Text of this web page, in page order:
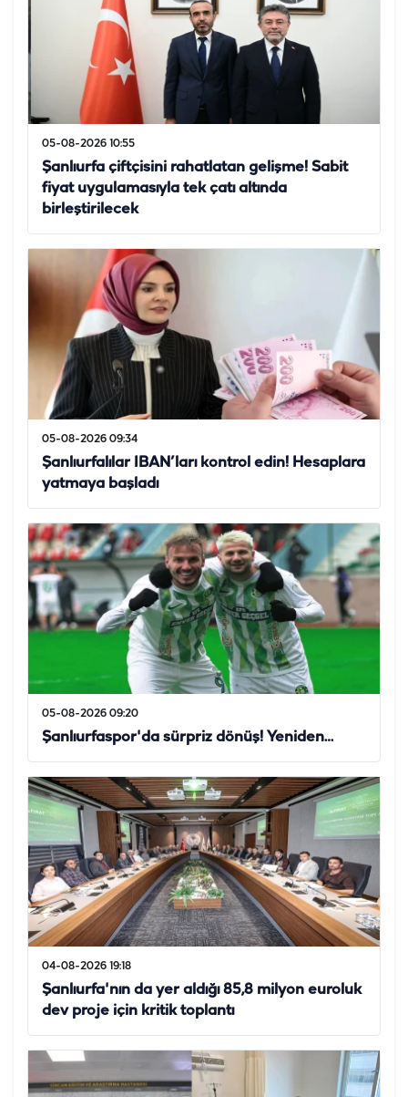
05-08-2026 10:55
Şanlıurfa çiftçisini rahatlatan gelişme! Sabit
fiyat uygulamasıyla tek çatı altında
birleştirilecek
05-08-2026 09:34
Şanlıurfalılar IBAN’ları kontrol edin! Hesaplara
yatmaya başladı
05-08-2026 09:20
Şanlıurfaspor'da sürpriz dönüş! Yeniden…
04-08-2026 19:18
Şanlıurfa'nın da yer aldığı 85,8 milyon euroluk
dev proje için kritik toplantı